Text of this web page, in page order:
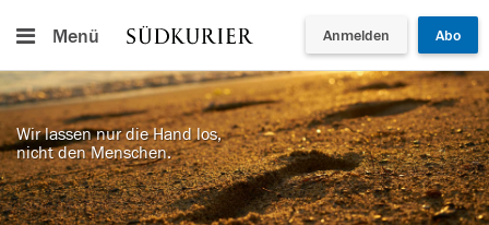
Menü Anmelden Abo
Wir lassen nur die Hand los,
nicht den Menschen.